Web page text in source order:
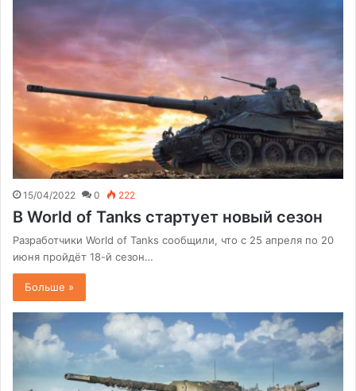
15/04/2022 0 222
В World of Tanks стартует новый сезон
Разработчики World of Tanks сообщили, что с 25 апреля по 20
июня пройдёт 18-й сезон…
Больше »